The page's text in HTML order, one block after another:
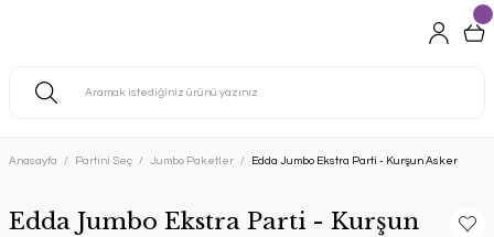
Anasayfa Partini Seç Jumbo Paketler Edda Jumbo Ekstra Parti - Kurşun Asker
Edda Jumbo Ekstra Parti - Kurşun